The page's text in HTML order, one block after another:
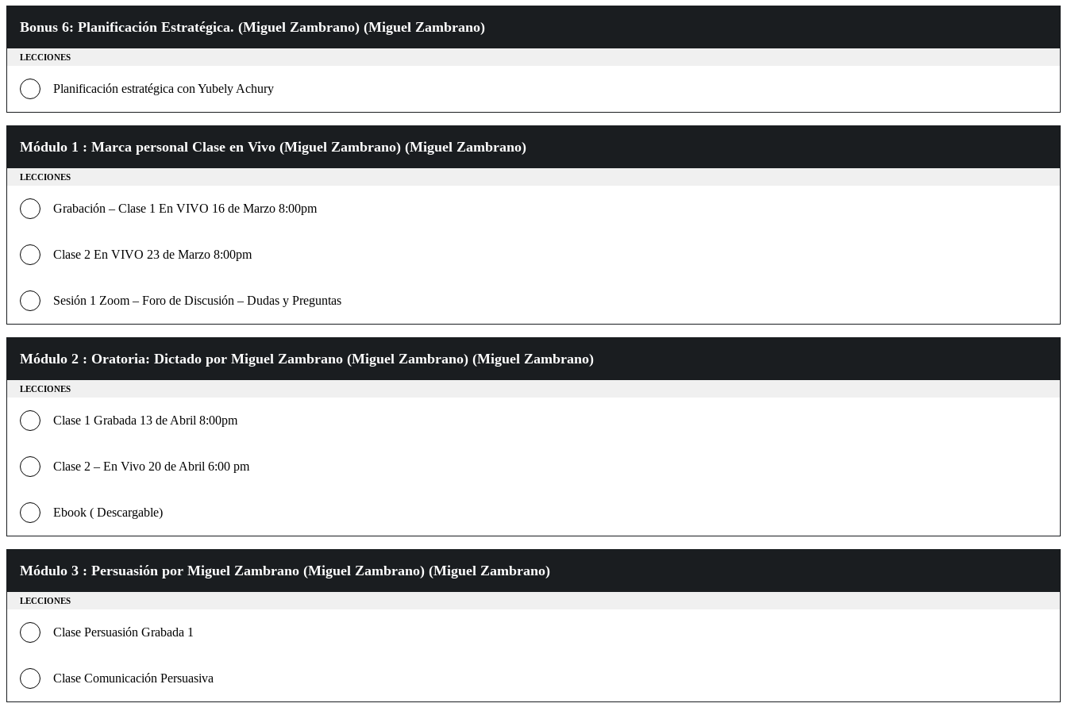
Bonus 6: Planificación Estratégica. (Miguel Zambrano) (Miguel Zambrano)
LECCIONES
Planificación estratégica con Yubely Achury
Módulo 1 : Marca personal Clase en Vivo (Miguel Zambrano) (Miguel Zambrano)
LECCIONES
Grabación – Clase 1 En VIVO 16 de Marzo 8:00pm
Clase 2 En VIVO 23 de Marzo 8:00pm
Sesión 1 Zoom – Foro de Discusión – Dudas y Preguntas
Módulo 2 : Oratoria: Dictado por Miguel Zambrano (Miguel Zambrano) (Miguel Zambrano)
LECCIONES
Clase 1 Grabada 13 de Abril 8:00pm
Clase 2 – En Vivo 20 de Abril 6:00 pm
Ebook ( Descargable)
Módulo 3 : Persuasión por Miguel Zambrano (Miguel Zambrano) (Miguel Zambrano)
LECCIONES
Clase Persuasión Grabada 1
Clase Comunicación Persuasiva